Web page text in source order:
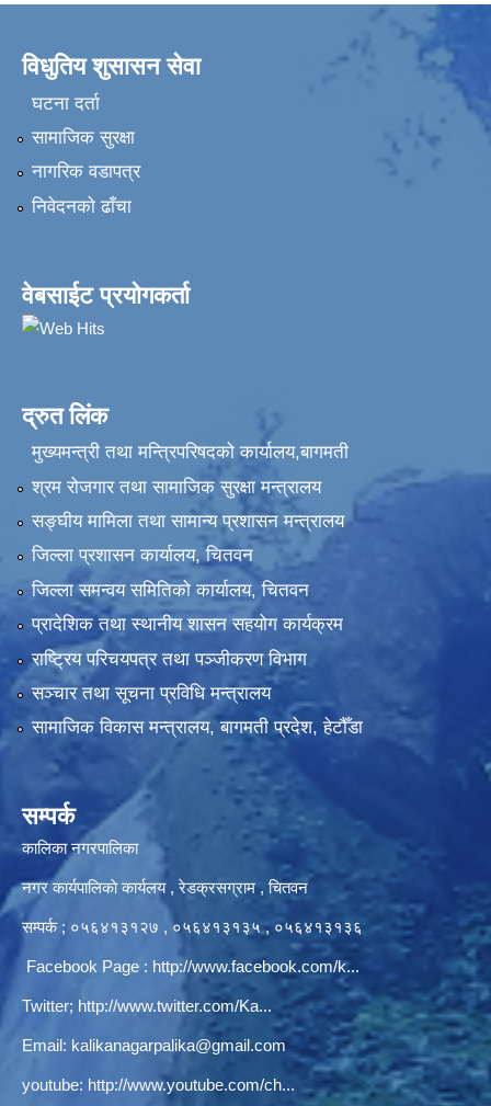
विधुतिय शुसासन सेवा
घटना दर्ता
सामाजिक सुरक्षा
नागरिक वडापत्र
निवेदनकाे ढाँचा
वेबसाईट प्रयोगकर्ता
द्रुत लिंक
मुख्यमन्त्री तथा मन्त्रिपरिषदको कार्यालय,बागमती
श्रम रोजगार तथा सामाजिक सुरक्षा मन्त्रालय
सङ्‍घीय मामिला तथा सामान्य प्रशासन मन्त्रालय
जिल्ला प्रशासन कार्यालय, चितवन
जिल्ला समन्वय समितिको कार्यालय, चितवन
प्रादेशिक तथा स्थानीय शासन सहयोग कार्यक्रम
राष्ट्रिय परिचयपत्र तथा पञ्‍जीकरण विभाग
सञ्‍चार तथा सूचना प्रविधि मन्त्रालय
सामाजिक विकास मन्त्रालय, बागमती प्रदेश, हेटौँडा
सम्पर्क
कालिका नगरपालिका
नगर कार्यपालिकाे कार्यलय‍ , रेडक्रसग्राम , चितवन
सम्पर्क ; ०५६४१३१२७ , ०५६४१३१३५ , ०५६४१३१३६
Facebook Page : http://www.facebook.com/k...
Twitter; http://www.twitter.com/Ka...
Email: kalikanagarpalika@gmail.com
youtube: http://www.youtube.com/ch...